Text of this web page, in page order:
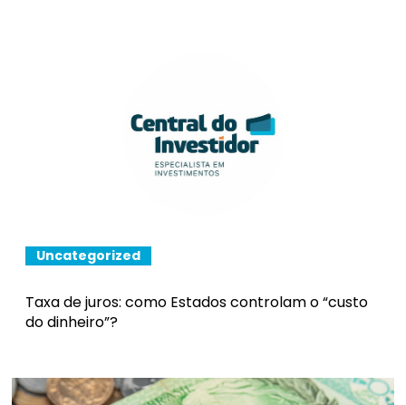
Uncategorized
Taxa de juros: como Estados controlam o “custo
do dinheiro”?